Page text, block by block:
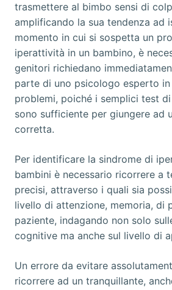
trasmettere al bimbo sensi di
amplificando la sua tendenza ad
momento in cui si sospetta un
iperattività in un bambino, è
genitori richiedano
parte di uno psicologo esperto
problemi, poiché i semplici test
sono sufficiente per giungere ad
corretta.
Per identificare la sindrome di
bambini è necessario ricorrere a
precisi, attraverso i quali sia
livello di attenzione, memoria, di
paziente, indagando non solo
cognitive ma anche sul livello di
Un errore da evitare
ricorrere ad un tranquillante,